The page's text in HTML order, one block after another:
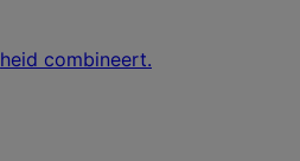
combineert.